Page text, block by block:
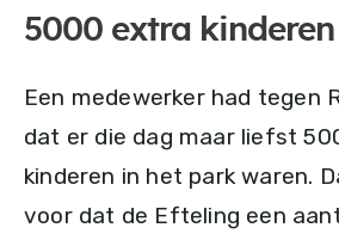
5000 extra kinderen
Een medewerker had tegen
dat er die dag maar liefst
kinderen in het park waren.
voor dat de Efteling een